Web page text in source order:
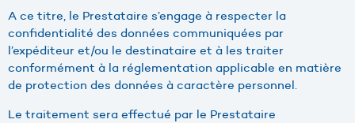
A ce titre, le Prestataire s’engage à respecter la
confidentialité des données communiquées par
l’expéditeur et/ou le destinataire et à les traiter
conformément à la réglementation applicable en matière
de protection des données à caractère personnel.
Le traitement sera effectué par le Prestataire